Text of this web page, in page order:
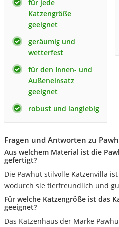
für jede
Katzengröße
geeignet
geräumig und
wetterfest
für den Innen- und
Außeneinsatz
geeignet
robust und langlebig
Fragen und Antworten zu
Aus welchem Material ist die
gefertigt?
Die Pawhut stilvolle Katzenvilla
wodurch sie tierfreundlich und
Für welche Katzengröße ist das
geeignet?
Das Katzenhaus der Marke